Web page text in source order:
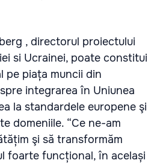
, directorul proiectului
si Ucrainei, poate constitui
pe piața muncii din
integrarea în Uniunea
la standardele europene şi
domeniile. “Ce ne-am
şi să transformăm
foarte funcțional, în același